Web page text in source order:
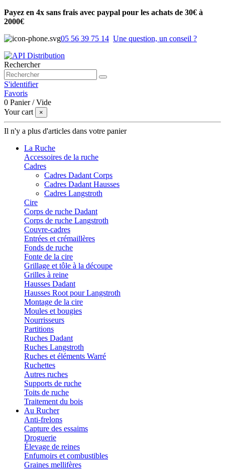
Payez en 4x sans frais avec paypal pour les achats de 30€ à
2000€
05 56 39 75 14 Une question, un conseil ?
Rechercher
S'identifier
Favoris
0 Panier /Vide
Your cart
×
Il n'y a plus d'articles dans votre panier
La Ruche
Accessoires de la ruche
Cadres
Cadres Dadant Corps
Cadres Dadant Hausses
Cadres Langstroth
Cire
Corps de ruche Dadant
Corps de ruche Langstroth
Couvre-cadres
Entrées et crémaillères
Fonds de ruche
Fonte de la cire
Grillage et tôle à la découpe
Grilles à reine
Hausses Dadant
Hausses Root pour Langstroth
Montage de la cire
Moules et bougies
Nourrisseurs
Partitions
Ruches Dadant
Ruches Langstroth
Ruches et éléments Warré
Ruchettes
Autres ruches
Supports de ruche
Toits de ruche
Traitement du bois
Au Rucher
Anti-frelons
Capture des essaims
Droguerie
Élevage de reines
Enfumoirs et combustibles
Graines mellifères